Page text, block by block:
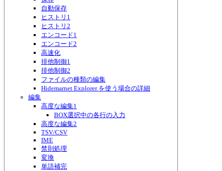
自動保存
ヒストリ1
ヒストリ2
エンコード1
エンコード2
高速化
排他制御1
排他制御2
ファイルの種類の編集
Hidemarnet Explorer を使う場合の詳細
編集
高度な編集1
BOX選択中の各行の入力
高度な編集2
TSV/CSV
IME
禁則処理
変換
単語補完